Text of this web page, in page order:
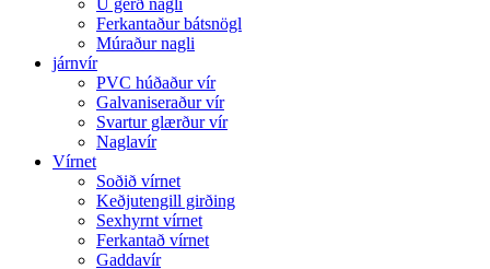
Ferkantaður bátsnögl
Múraður nagli
járnvír
PVC húðaður vír
Galvaniseraður vír
Svartur glærður vír
Naglavír
Vírnet
Soðið vírnet
Keðjutengill girðing
Sexhyrnt vírnet
Ferkantað vírnet
Gaddavír